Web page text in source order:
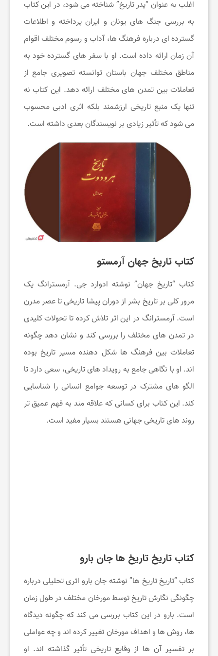
اغلب به عنوان “پدر تاریخ” شناخته می ‌شود، در این کتاب
به بررسی جنگ ‌های یونان و ایران پرداخته و اطلاعات
گسترده‌ ای درباره فرهنگ ‌ها، آداب و رسوم مختلف اقوام
آن زمان ارائه داده است. او با سفر های گسترده خود به
مناطق مختلف جهان باستان توانسته تصویری جامع از
تعاملات بین تمدن‌ های مختلف ارائه دهد. این کتاب نه
تنها یک منبع تاریخی ارزشمند بلکه اثری ادبی محسوب
می ‌شود که تأثیر زیادی بر نویسندگان بعدی داشته است.
کتاب تاریخ جهان آرمستو
کتاب “تاریخ جهان” نوشته ادوارد جی. آرمسترانگ یک
مرور کلی بر تاریخ بشر از دوران پیشا تاریخی تا عصر مدرن
است. آرمسترانگ در این اثر تلاش کرده تا تحولات کلیدی
در تمدن‌ های مختلف را بررسی کند و نشان دهد چگونه
تعاملات بین فرهنگ ‌ها شکل ‌دهنده مسیر تاریخ بوده
‌اند. او با نگاهی جامع به رویداد های تاریخی، سعی دارد تا
الگو های مشترک در توسعه جوامع انسانی را شناسایی
کند. این کتاب برای کسانی که علاقه ‌مند به فهم عمیق ‌تر
روند های تاریخی جهانی هستند بسیار مفید است.
کتاب تاریخ تاریخ ها جان بارو
کتاب “تاریخ تاریخ ‌ها” نوشته جان بارو اثری تحلیلی درباره
چگونگی نگارش تاریخ توسط مورخان مختلف در طول زمان
است. بارو در این کتاب بررسی می‌ کند که چگونه دیدگاه‌
ها، روش‌ ها و اهداف مورخان تغییر کرده‌ اند و چه عواملی
بر تفسیر آن‌ ها از وقایع تاریخی تأثیر گذاشته ‌اند. او